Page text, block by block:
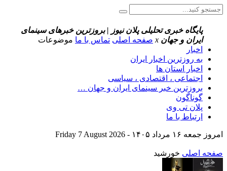
پایگاه خبری تحلیلی پلان نیوز | بروزترین خبرهای سینمای
ایران و جهان x صفحه اصلی تماس با ما موضوعات
اخبار
به روزترین اخبار ایران
اخبار استان ها
اجتماعی ، اقتصادی ، سیاسی
بروزترین خبر سینمای ایران و جهان …
گوناگون
پلان تی وی
ارتباط با ما
امروز جمعه ۱۶ مرداد ۱۴۰۵ - Friday 7 August 2026
صفحه اصلی خورشید